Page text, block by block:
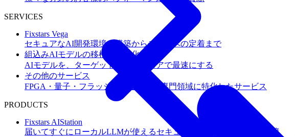
SERVICES
Fixstars Vega
セキュアなAI開発環境の構築からチームへの定着まで
組込みAIモデルの移植・高速化
AIモデルを、ターゲットハードウェアで最速にする
その他のサービス
FPGA・量子・フラッシュメモリなど専門領域に特化したサービス
PRODUCTS
Fixstars AIStation
届いてすぐにローカルLLMが使えるセキュアなAIオールインワン環境